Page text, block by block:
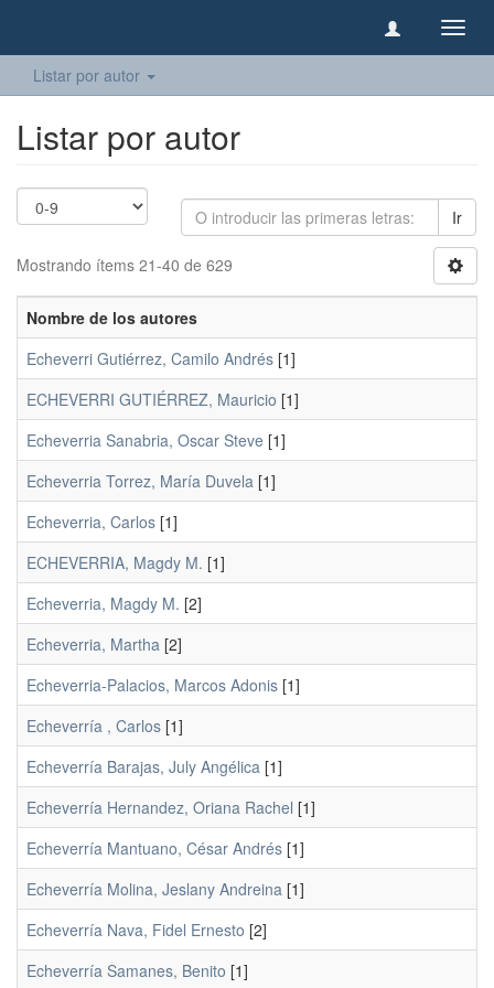
Listar por autor
Listar por autor
Ir
Mostrando ítems 21-40 de 629
Nombre de los autores
Echeverri Gutiérrez, Camilo Andrés [1]
ECHEVERRI GUTIÉRREZ, Mauricio [1]
Echeverria Sanabria, Oscar Steve [1]
Echeverria Torrez, María Duvela [1]
Echeverria, Carlos [1]
ECHEVERRIA, Magdy M. [1]
Echeverria, Magdy M. [2]
Echeverria, Martha [2]
Echeverria-Palacios, Marcos Adonis [1]
Echeverría , Carlos [1]
Echeverría Barajas, July Angélica [1]
Echeverría Hernandez, Oriana Rachel [1]
Echeverría Mantuano, César Andrés [1]
Echeverría Molina, Jeslany Andreina [1]
Echeverría Nava, Fidel Ernesto [2]
Echeverría Samanes, Benito [1]